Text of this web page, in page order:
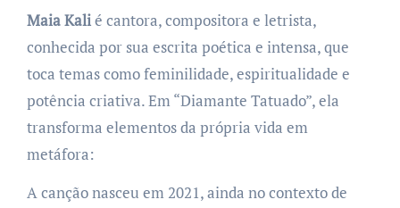
Maia Kalié cantora, compositora e letrista,
conhecida por sua escrita poética e intensa, que
toca temas como feminilidade, espiritualidade e
potência criativa. Em “Diamante Tatuado”, ela
transforma elementos da própria vida em
metáfora:
A canção nasceu em 2021, ainda no contexto de